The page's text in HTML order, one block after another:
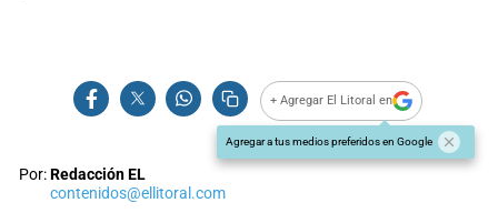
+ Agregar El Litoral en
Agregar a tus medios preferidos en Google
Por:Redacción EL
contenidos@ellitoral.com